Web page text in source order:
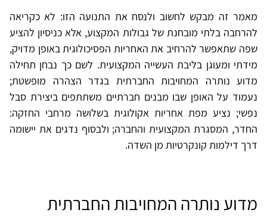
מאמר זה מבקש לחשוב ולנסח את התנועה הזו: לא כקריאה
להרחבה בלתי מובחנת של גבולות המקצוע, אלא כניסיון להציע
שפה שתאפשר להרחיב את האחריות הפסיכולוגית באופן מדויק,
מידתי ומעוגן בליבת העשייה המקצועית. לשם כך נבחן תחילה
מדוע נותרה המחויבות החברתית בגדר הצהרה מופשטת;
נעמוד על האופן שבו מבנים חברתיים משתתפים ביצירת סבל
נפשי; נציע מפת אחריות אקולוגית בשלושה מרחבי החזקה:
החדר, המסגרת המקצועית והחברה; ולבסוף נדגים את יישומה
דרך דילמות קונקרטיות מן השדה.
מדוע נותרה המחויבות החברתית